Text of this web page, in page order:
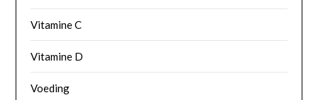
Vitamine C
Vitamine D
Voeding